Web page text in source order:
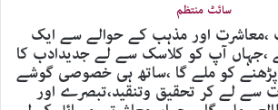
سائٹ منتظم
،معاشرت اور مذہب کے حوالے سے ایک
،جہاں آپ کو کلاسک سے لے جدیدادب کا
پڑھنے کو ملے گا ،ساتھ ہی خصوصی گوشے
سے لے کر تحقیق وتنقید،تبصرے اور